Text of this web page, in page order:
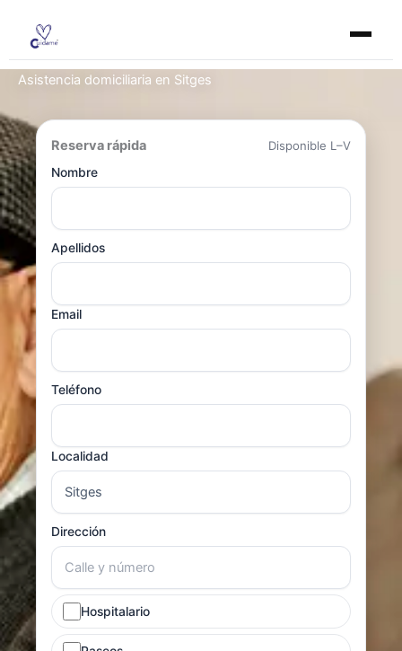
contenido
Asistencia domiciliaria en Sitges
Reserva rápida
Disponible L–V
Nombre
Apellidos
Email
Teléfono
Localidad
Dirección
Hospitalario